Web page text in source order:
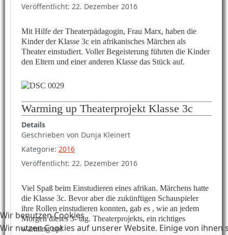
Veröffentlicht: 22. Dezember 2016
Mit Hilfe der Theaterpädagogin, Frau Marx, haben die
Kinder der Klasse 3c ein afrikanisches Märchen als
Theater einstudiert. Voller Begeisterung führten die Kinder
den Eltern und einer anderen Klasse das Stück auf.
Warming up Theaterprojekt Klasse 3c
Details
Geschrieben von Dunja Kleinert
Kategorie: 2016
Veröffentlicht: 22. Dezember 2016
Viel Spaß beim Einstudieren eines afrikan. Märchens hatte
die Klasse 3c. Bevor aber die zukünftigen Schauspieler
ihre Rollen einstudieren konnten, gab es , wie an jedem
Morgen dieses 3- täg. Theaterprojekts, ein richtiges
warming up!
Wir benutzen Cookies
Wir nutzen Cookies auf unserer Website. Einige von ihnen